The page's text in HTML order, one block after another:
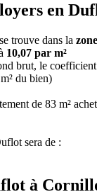
en
trouve dans la
10,07 par m²
brut, le
du bien)
de 83 m²
sera de :
à